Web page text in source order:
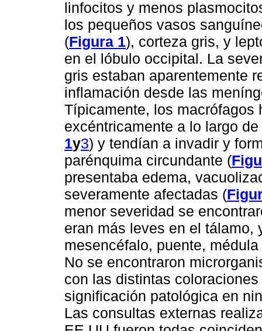
linfocitos y menos
los pequeños vasos
(Figura 1), corteza gris, y
en el lóbulo occipital. La
gris estaban aparentemente
inflamación desde las
Típicamente, los
excéntricamente a lo largo
1y3) y tendían a invadir y
parénquima circundante (
presentaba edema,
severamente afectadas (
menor severidad se
eran más leves en el tálamo,
mesencéfalo, puente,
No se encontraron
con las distintas
significación patológica en
Las consultas externas